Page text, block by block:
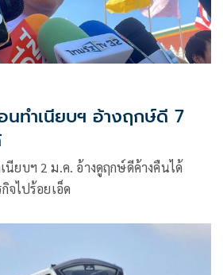
นทำเนียบฯ อ้างฤกษ์ดี 7
นียบฯ 2 ม.ค. อ้างดูฤกษ์ดีค้างคืนได้
จไปร้อยเอ็ด